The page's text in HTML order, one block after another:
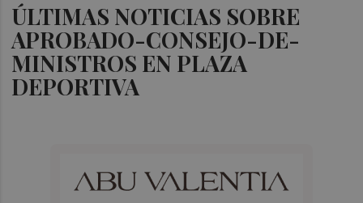
ÚLTIMAS NOTICIAS SOBRE
APROBADO-CONSEJO-DE-
MINISTROS EN PLAZA
DEPORTIVA